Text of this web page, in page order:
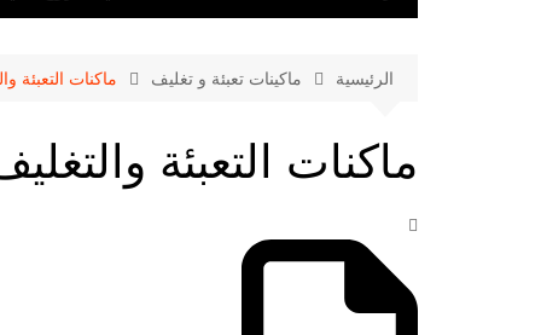
الرئيسية ماكينات تعبئة و تغليف ماكنات التعبئة
ماكنات التعبئة